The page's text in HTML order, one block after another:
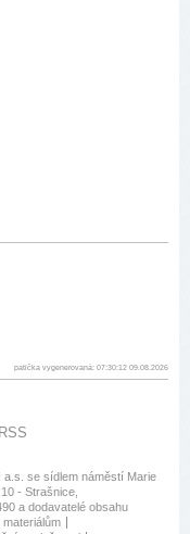
patička vygenerovaná: 07:30:12 09.08.2026
RSS
se sídlem náměstí Marie
- Strašnice,
a dodavatelé obsahu